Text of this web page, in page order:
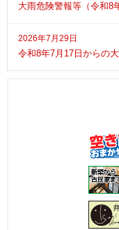
大雨危険警報等（令和8
2026年7月29日
令和8年7月17日からの